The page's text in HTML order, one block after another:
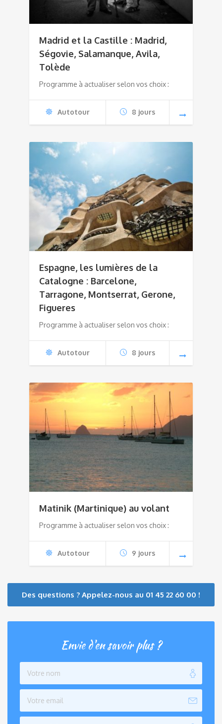
Madrid et la Castille : Madrid,
Ségovie, Salamanque, Avila,
Tolède
Programme à actualiser selon vos choix :
Autotour 8 jours
Espagne, les lumières de la
Catalogne : Barcelone,
Tarragone, Montserrat, Gerone,
Figueres
Programme à actualiser selon vos choix :
Autotour 8 jours
Matinik (Martinique) au volant
Programme à actualiser selon vos choix :
Autotour 9 jours
Des questions ? Appelez-nous au 01 45 22 60 00 !
Envie d'en savoir plus ?